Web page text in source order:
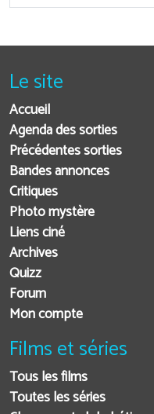
Le site
Accueil
Agenda des sorties
Précédentes sorties
Bandes annonces
Critiques
Photo mystère
Liens ciné
Archives
Quizz
Forum
Mon compte
Films et séries
Tous les films
Toutes les séries